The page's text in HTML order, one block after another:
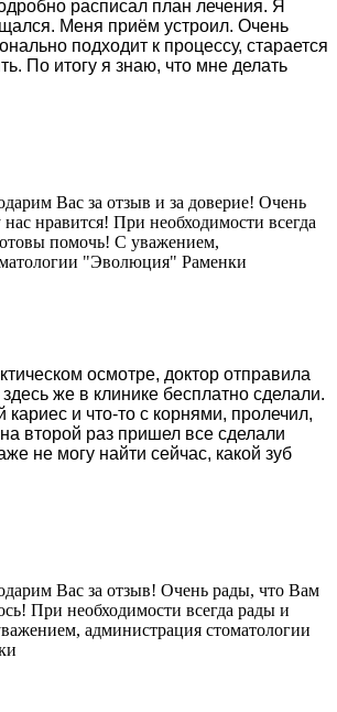
расписал план лечения. Я
Меня приём устроил. Очень
подходит к процессу, старается
По итогу я знаю, что мне делать
Вас за отзыв и за доверие! Очень
нравится! При необходимости всегда
помочь! С уважением,
"Эволюция" Раменки
осмотре, доктор отправила
здесь же в клинике бесплатно сделали.
кариес и что-то с корнями, пролечил,
второй раз пришел все сделали
не могу найти сейчас, какой зуб
Вас за отзыв! Очень рады, что Вам
При необходимости всегда рады и
администрация стоматологии